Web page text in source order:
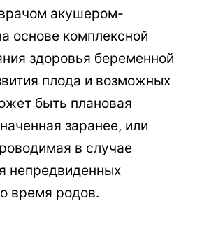
акушером-
основе комплексной
здоровья беременной
плода и возможных
быть плановая
заранее, или
в случае
непредвиденных
время родов.